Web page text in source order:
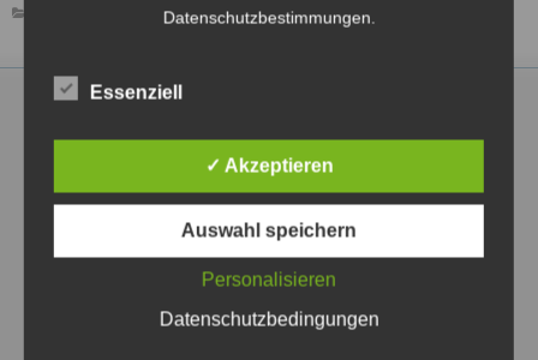
ÖFFENTLICHE VERANSTALTUNG
Markt Triefenstein
Rathausstraße 2
97855 Triefenstein OT Lengfurt
(09395) 97010
info@triefenstein.bayern.de
Datenschutzbestimmungen.
Essenziell
✓ Akzeptieren
Auswahl speichern
Personalisieren
Datenschutzbedingungen